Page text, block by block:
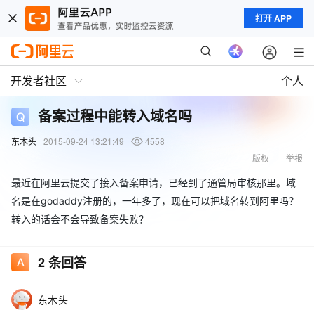
打开 APP
开发者社区 个人
备案过程中能转入域名吗
东木头 2015-09-24 13:21:49
4558
举报
版权
最近在阿里云提交了接入备案申请，已经到了通管局审核那里。域
名是在godaddy注册的，一年多了，现在可以把域名转到阿里吗？
转入的话会不会导致备案失败？
2条回答
东木头